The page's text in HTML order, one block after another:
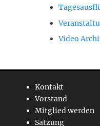
Video
Kontakt
Vorstand
Mitglied werden
Satzung